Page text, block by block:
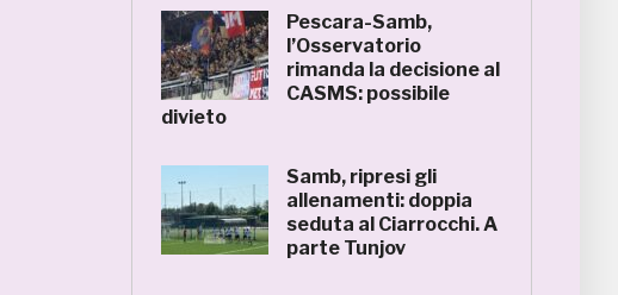
Pescara-Samb,
l’Osservatorio
rimanda la decisione al
CASMS: possibile
divieto
Samb, ripresi gli
allenamenti: doppia
seduta al Ciarrocchi. A
parte Tunjov